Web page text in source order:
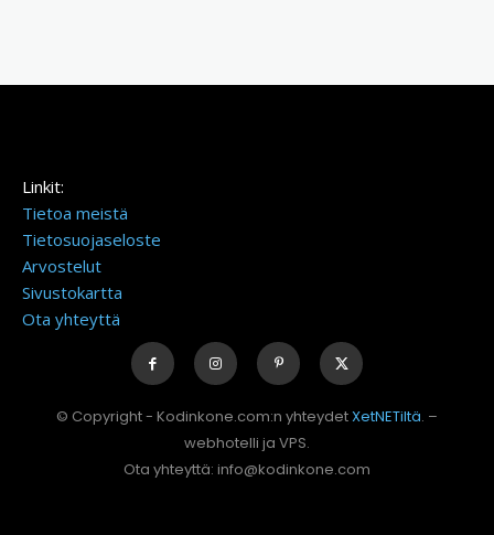
Linkit:
Tietoa meistä
Tietosuojaseloste
Arvostelut
Sivustokartta
Ota yhteyttä
© Copyright - Kodinkone.com:n yhteydetXetNETiltä. –
webhotelli ja VPS.
Ota yhteyttä: info@kodinkone.com